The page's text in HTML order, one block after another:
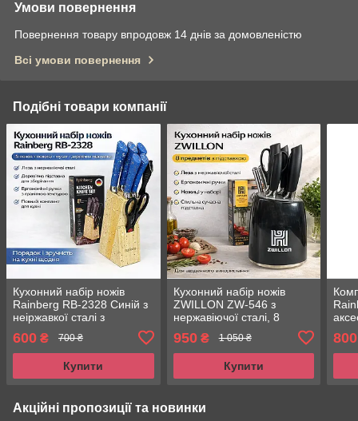
Умови повернення
Повернення товару впродовж 14 днів за домовленістю
Всі умови повернення
Подібні товари компанії
Кухонний набір ножів
Rainberg RB-2328 Синій з
неіржавкої сталі з
мусатом і ножицями, 8
предметів
600 ₴ 700 ₴
Купити
Кухонний набір ножів
ZWILLON ZW-546 з
нержавіючої сталі, 8
предметів, з підставкою,
ергономічні ручки, чорний
950₴ 1 050 ₴
Купити
800
Акційні пропозиції та новинки